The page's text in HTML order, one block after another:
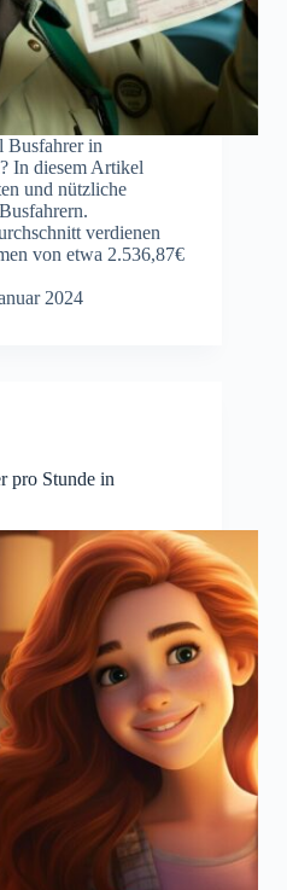
Busfahrer in
In diesem Artikel
und nützliche
verdienen
von etwa 2.536,87€
2024
pro Stunde in